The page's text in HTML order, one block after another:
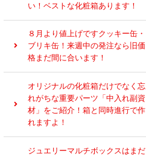
い！ベストな化粧箱あります！
８月より値上げですクッキー缶・
ブリキ缶！来週中の発注なら旧価
格まだ間に合います！
オリジナルの化粧箱だけでなく忘
れがちな重要パーツ「中入れ副資
材」をご紹介！箱と同時進行で作
れますよ！
ジュエリーマルチボックスはまだ